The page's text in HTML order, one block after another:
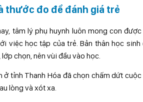
thước đo để đánh giá trẻ
tâm lý phụ huynh luôn mong con
việc học tập của trẻ. Bản thân học
chọn, nên vùi đầu vào học.
ở tỉnh Thanh Hóa đã chọn chấm dứt
lòng và xót xa.